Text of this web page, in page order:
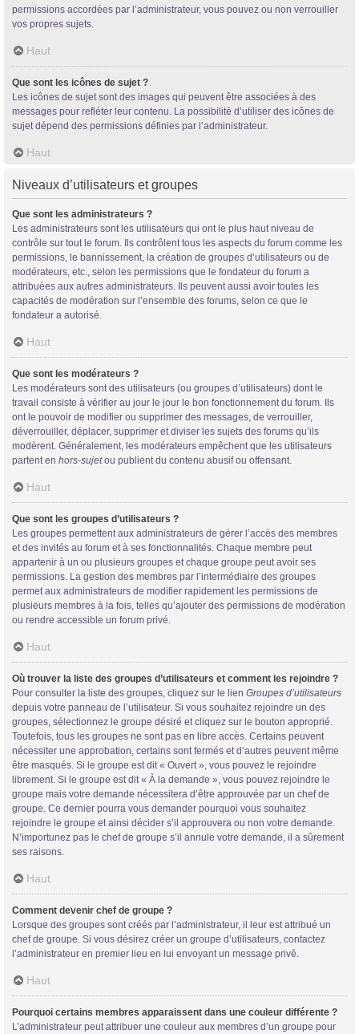
permissions accordées par l’administrateur, vous pouvez ou non verrouiller
vos propres sujets.
Haut
Que sont les icônes de sujet ?
Les icônes de sujet sont des images qui peuvent être associées à des
messages pour refléter leur contenu. La possibilité d’utiliser des icônes de
sujet dépend des permissions définies par l’administrateur.
Haut
Niveaux d’utilisateurs et groupes
Que sont les administrateurs ?
Les administrateurs sont les utilisateurs qui ont le plus haut niveau de
contrôle sur tout le forum. Ils contrôlent tous les aspects du forum comme les
permissions, le bannissement, la création de groupes d’utilisateurs ou de
modérateurs, etc., selon les permissions que le fondateur du forum a
attribuées aux autres administrateurs. Ils peuvent aussi avoir toutes les
capacités de modération sur l’ensemble des forums, selon ce que le
fondateur a autorisé.
Haut
Que sont les modérateurs ?
Les modérateurs sont des utilisateurs (ou groupes d’utilisateurs) dont le
travail consiste à vérifier au jour le jour le bon fonctionnement du forum. Ils
ont le pouvoir de modifier ou supprimer des messages, de verrouiller,
déverrouiller, déplacer, supprimer et diviser les sujets des forums qu’ils
modèrent. Généralement, les modérateurs empêchent que les utilisateurs
partent en hors-sujetou publient du contenu abusif ou offensant.
Haut
Que sont les groupes d’utilisateurs ?
Les groupes permettent aux administrateurs de gérer l’accès des membres
et des invités au forum et à ses fonctionnalités. Chaque membre peut
appartenir à un ou plusieurs groupes et chaque groupe peut avoir ses
permissions. La gestion des membres par l’intermédiaire des groupes
permet aux administrateurs de modifier rapidement les permissions de
plusieurs membres à la fois, telles qu’ajouter des permissions de modération
ou rendre accessible un forum privé.
Haut
Où trouver la liste des groupes d’utilisateurs et comment les rejoindre ?
Pour consulter la liste des groupes, cliquez sur le lien Groupes d’utilisateurs
depuis votre panneau de l’utilisateur. Si vous souhaitez rejoindre un des
groupes, sélectionnez le groupe désiré et cliquez sur le bouton approprié.
Toutefois, tous les groupes ne sont pas en libre accès. Certains peuvent
nécessiter une approbation, certains sont fermés et d’autres peuvent même
être masqués. Si le groupe est dit « Ouvert », vous pouvez le rejoindre
librement. Si le groupe est dit « À la demande », vous pouvez rejoindre le
groupe mais votre demande nécessitera d’être approuvée par un chef de
groupe. Ce dernier pourra vous demander pourquoi vous souhaitez
rejoindre le groupe et ainsi décider s’il approuvera ou non votre demande.
N’importunez pas le chef de groupe s’il annule votre demande, il a sûrement
ses raisons.
Haut
Comment devenir chef de groupe ?
Lorsque des groupes sont créés par l’administrateur, il leur est attribué un
chef de groupe. Si vous désirez créer un groupe d’utilisateurs, contactez
l’administrateur en premier lieu en lui envoyant un message privé.
Haut
Pourquoi certains membres apparaissent dans une couleur différente ?
L’administrateur peut attribuer une couleur aux membres d’un groupe pour